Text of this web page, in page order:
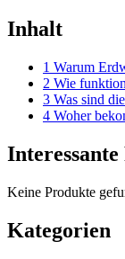
Inhalt
1 Warum
2 Wie
3 Was sind
4 Woher
Keine Produkte
Kategorien